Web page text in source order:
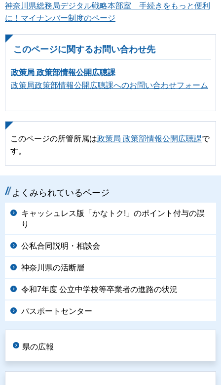
神奈川県総務局デジタル戦略本部室 手続きをもっと便利
に！マイナンバー制度のページ
このページに関するお問い合わせ先
政策局 政策部情報公開広聴課
政策局政策部情報公開広聴課へのお問い合わせフォーム
このページの所管所属は政策局 政策部情報公開広聴課で
す。
よくみられているページ
キャッシュレス版「かなトク!」のポイント付与の誤
り
公私合同説明・相談会
神奈川県の活断層
令和7年度 公立中学校等卒業者の進路の状況
パスポートセンター
県の広報